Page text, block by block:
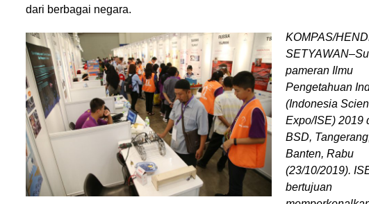
dari berbagai negara.
KOMPAS/
pameran Ilmu
Pengetahuan
(Indonesia
Expo/ISE) 2019
BSD,
Banten, Rabu
(23/10/2019).
bertujuan